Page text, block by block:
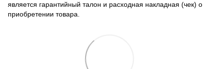
является гарантийный талон и расходная накладная (чек) о
приобретении товара.